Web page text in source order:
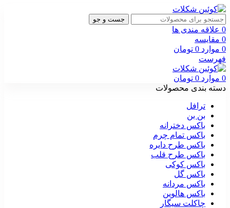
جست و جو
0 علاقه مندی ها
0 مقایسه
0 موارد 0 تومان
فهرست
0 موارد 0 تومان
دسته بندی محصولات
ترافل
بن بن
باکس دخترانه
باکس تمام چرم
باکس طرح دایره
باکس طرح قلب
باکس کوکی
باکس گل
باکس مردانه
باکس هالوین
چاکلت سیگار